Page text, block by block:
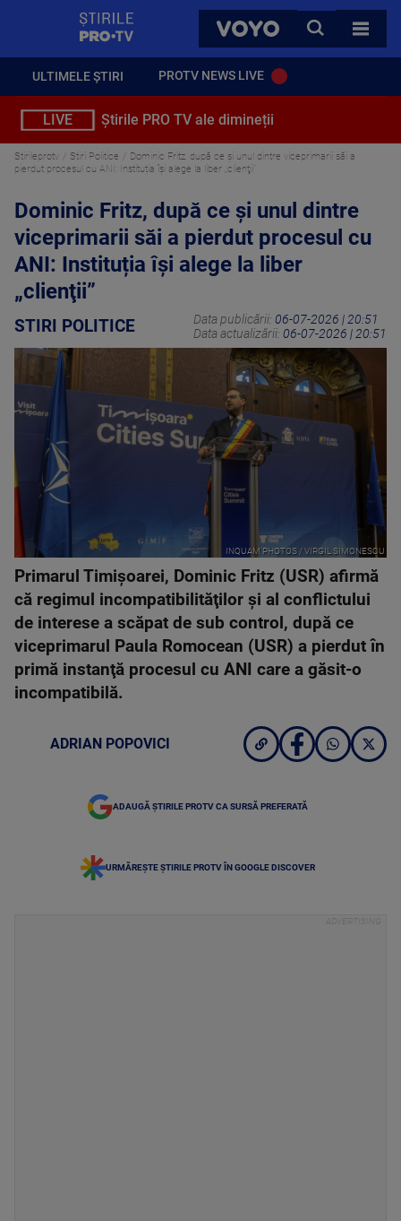
VOYO
CAUTA
TOATE
ULTIMELE ȘTIRI PROTV NEWS LIVE
LIVE Știrile PRO TV ale dimineții
Stirileprotv Stiri Politice
Dominic Fritz, după ce și unul dintre viceprimarii săi a
pierdut procesul cu ANI: Instituția îşi alege la liber „clienţii”
Dominic Fritz, după ce și unul dintre
viceprimarii săi a pierdut procesul cu
ANI: Instituția îşi alege la liber
„clienţii”
STIRI POLITICE Data publicării: 06-07-2026 | 20:51
Data actualizării: 06-07-2026 | 20:51
INQUAM PHOTOS / VIRGIL SIMONESCU
Primarul Timișoarei, Dominic Fritz (USR) afirmă
că regimul incompatibilităţilor şi al conflictului
de interese a scăpat de sub control, după ce
viceprimarul Paula Romocean (USR) a pierdut în
primă instanţă procesul cu ANI care a găsit-o
incompatibilă.
ADRIAN POPOVICI
ADAUGĂ ȘTIRILE PROTV CA SURSĂ PREFERATĂ
URMĂREȘTE ȘTIRILE PROTV ÎN GOOGLE DISCOVER